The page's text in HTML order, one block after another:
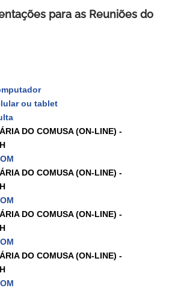
para as Reuniões do
ou tablet
DO COMUSA (ON-LINE) -
DO COMUSA (ON-LINE) -
DO COMUSA (ON-LINE) -
DO COMUSA (ON-LINE) -